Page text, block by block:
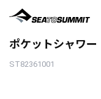
ポケットシャワー
ST82361001